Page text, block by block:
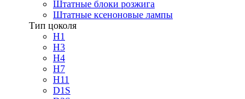
Штатные блоки розжига
Штатные ксеноновые лампы
Тип цоколя
H1
H3
H4
H7
H11
D1S